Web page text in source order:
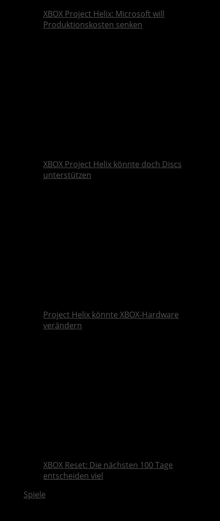
XBOX Project Helix: Microsoft will
Produktionskosten senken
XBOX Project Helix könnte doch Discs
unterstützen
Project Helix könnte XBOX-Hardware
verändern
XBOX Reset: Die nächsten 100 Tage
entscheiden viel
Spiele